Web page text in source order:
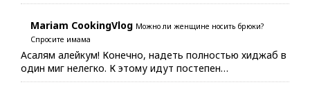
Mariam CookingVlog Можно ли женщине носить брюки?
Спросите имама
Асалям алейкум! Конечно, надеть полностью хиджаб в
один миг нелегко. К этому идут постепен…